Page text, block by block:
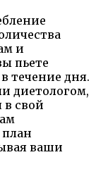
и
пьете
течение дня.
диетологом,
свой
ваши